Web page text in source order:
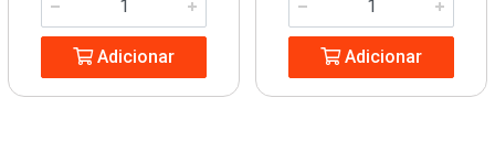
Adicionar Adicionar